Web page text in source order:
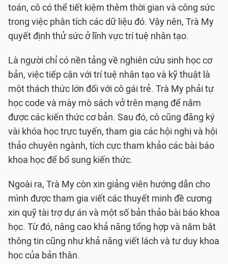
toán, cô có thể tiết kiệm thêm thời gian và công sức
trong việc phân tích các dữ liệu đó. Vậy nên, Trà My
quyết định thử sức ở lĩnh vực trí tuệ nhân tạo.
Là người chỉ có nền tảng về nghiên cứu sinh học cơ
bản, việc tiếp cận với trí tuệ nhân tạo và kỹ thuật là
một thách thức lớn đối với cô gái trẻ. Trà My phải tự
học code và mày mò sách vở trên mạng để nắm
được các kiến thức cơ bản. Sau đó, cô cũng đăng ký
vài khóa học trực tuyến, tham gia các hội nghị và hội
thảo chuyên ngành, tích cực tham khảo các bài báo
khoa học để bổ sung kiến thức.
Ngoài ra, Trà My còn xin giảng viên hướng dẫn cho
mình được tham gia viết các thuyết minh đề cương
xin quỹ tài trợ dự án và một số bản thảo bài báo khoa
học. Từ đó, nâng cao khả năng tổng hợp và nắm bắt
thông tin cũng như khả năng viết lách và tư duy khoa
học của bản thân.